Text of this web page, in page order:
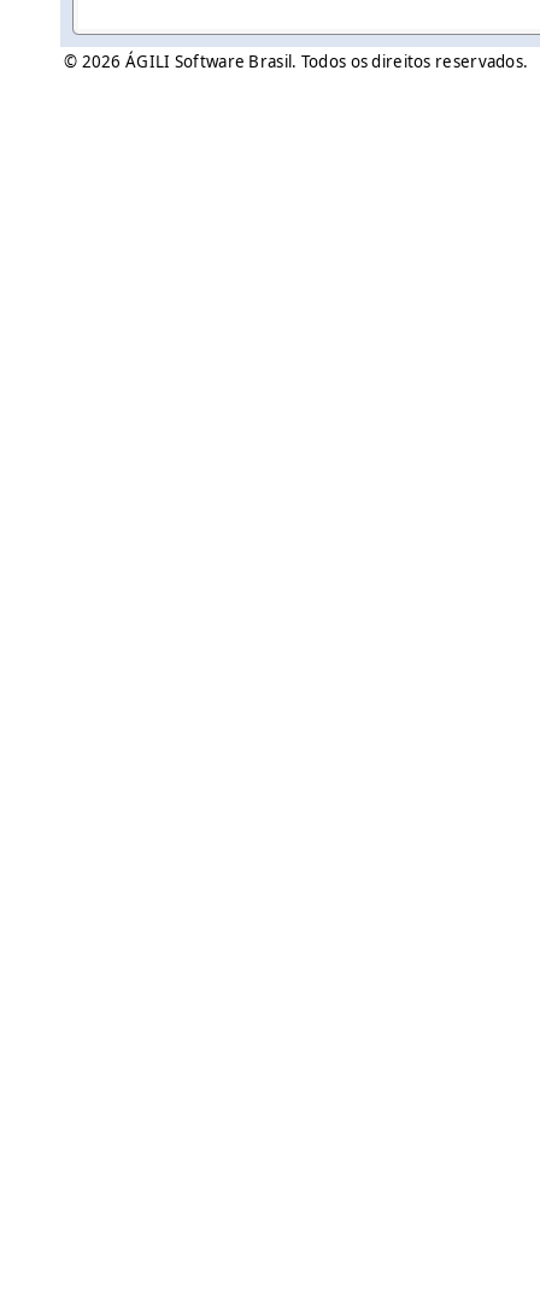
© 2026 ÁGILI Software Brasil. Todos os direitos reservados.